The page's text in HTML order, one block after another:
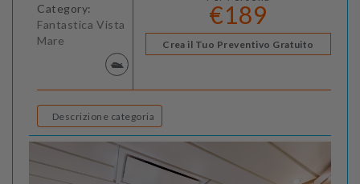
Category:
Fantastica Vista
Mare
€189
Crea il Tuo Preventivo Gratuito
Descrizione categoria